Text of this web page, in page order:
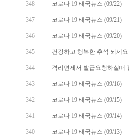
348 코로나 19 태국뉴스 (09/22)
347 코로나 19 태국뉴스 (09/21)
346 코로나 19 태국뉴스 (09/20)
345 건강하고 행복한 추석 되세
344 격리면제서 발급요청하실때
343 코로나 19 태국뉴스 (09/16)
342 코로나 19 태국뉴스 (09/15)
341 코로나 19 태국뉴스 (09/14)
340 코로나 19 태국뉴스 (09/13)